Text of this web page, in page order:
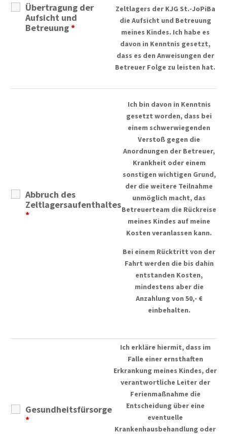
Übertragung der
Aufsicht und
Betreuung*
Zeltlagers der KJG St.-JoPiBa
die Aufsicht und Betreuung
meines Kindes. Ich habe es
davon in Kenntnis gesetzt,
dass es den Anweisungen der
Betreuer Folge zu leisten hat.
Abbruch des
Zeltlagersaufenthaltes
*
Ich bin davon in Kenntnis
gesetzt worden, dass bei
einem schwerwiegenden
Verstoß gegen die
Anordnungen der Betreuer,
Krankheit oder einem
sonstigen wichtigen Grund,
der die weitere Teilnahme
unmöglich macht, das
Betreuerteam die Rückreise
meines Kindes auf meine
Kosten veranlassen kann.
Bei einem Rücktritt von der
Fahrt werden die bis dahin
entstanden Kosten,
mindestens aber die
Anzahlung von 50,- €
einbehalten.
Gesundheitsfürsorge
*
Ich erkläre hiermit, dass im
Falle einer ernsthaften
Erkrankung meines Kindes, der
verantwortliche Leiter der
Ferienmaßnahme die
Entscheidung über eine
eventuelle
Krankenhausbehandlung oder